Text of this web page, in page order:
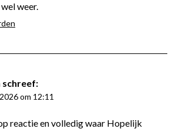
weer.
schreef:
om 12:11
reactie en volledig waar Hopelijk